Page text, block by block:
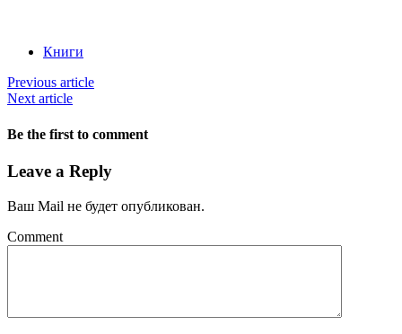
Книги
Previous article
Next article
Be the first to comment
Leave a Reply
Ваш Mail не будет опубликован.
Comment